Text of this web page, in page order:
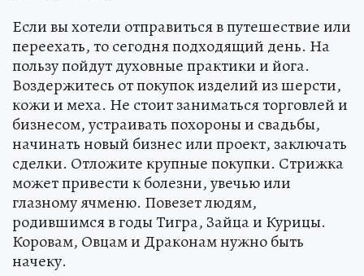
Если вы хотели отправиться в путешествие или
переехать, то сегодня подходящий день. На
пользу пойдут духовные практики и йога.
Воздержитесь от покупок изделий из шерсти,
кожи и меха. Не стоит заниматься торговлей и
бизнесом, устраивать похороны и свадьбы,
начинать новый бизнес или проект, заключать
сделки. Отложите крупные покупки. Стрижка
может привести к болезни, увечью или
глазному ячменю. Повезет людям,
родившимся в годы Тигра, Зайца и Курицы.
Коровам, Овцам и Драконам нужно быть
начеку.